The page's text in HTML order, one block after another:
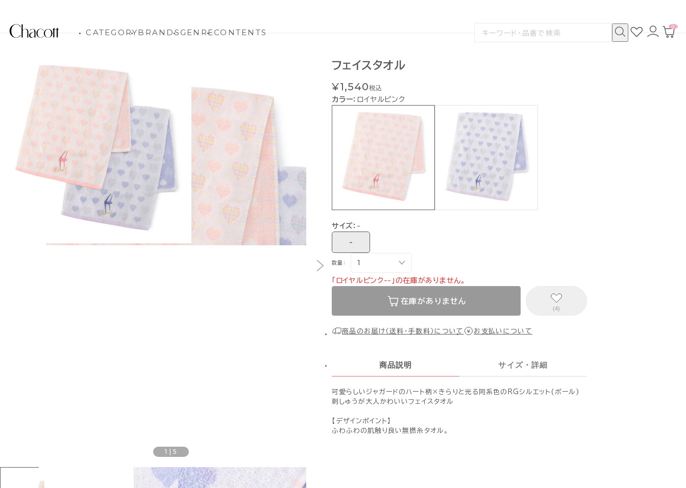
CATEGORYBRANDSGENRECONTENTS
検
お
気
ロ
グ
カ
0
1 |5
フェイスタオル
¥1,540税込
カラー： ロイヤルピンク
サイズ： -
-
数量：
「ロイヤルピンク--」の在庫がありません。
在庫がありません
(4)
商品のお届け（送料・手数料）について お支払いについて
商品説明 サイズ・詳細
可愛らしいジャガードのハート柄×きらりと光る同系色のRGシルエット(ボール)
刺しゅうが大人かわいいフェイスタオル
【デザインポイント】
ふわふわの肌触り良い無撚糸タオル。